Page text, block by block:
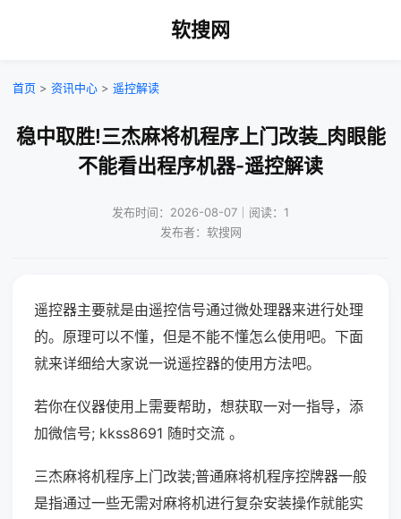
软搜网
首页 > 资讯中心 > 遥控解读
稳中取胜!三杰麻将机程序上门改装_肉眼能
不能看出程序机器-遥控解读
发布时间：2026-08-07｜阅读：1
发布者：软搜网
遥控器主要就是由遥控信号通过微处理器来进行处理
的。原理可以不懂，但是不能不懂怎么使用吧。下面
就来详细给大家说一说遥控器的使用方法吧。
若你在仪器使用上需要帮助，想获取一对一指导，添
加微信号; kkss8691 随时交流 。
三杰麻将机程序上门改装;普通麻将机程序控牌器一般
是指通过一些无需对麻将机进行复杂安装操作就能实